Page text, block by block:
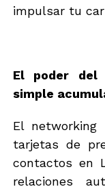
impulsar tu
El poder del
simple
El
tarjetas de
contactos en
relaciones